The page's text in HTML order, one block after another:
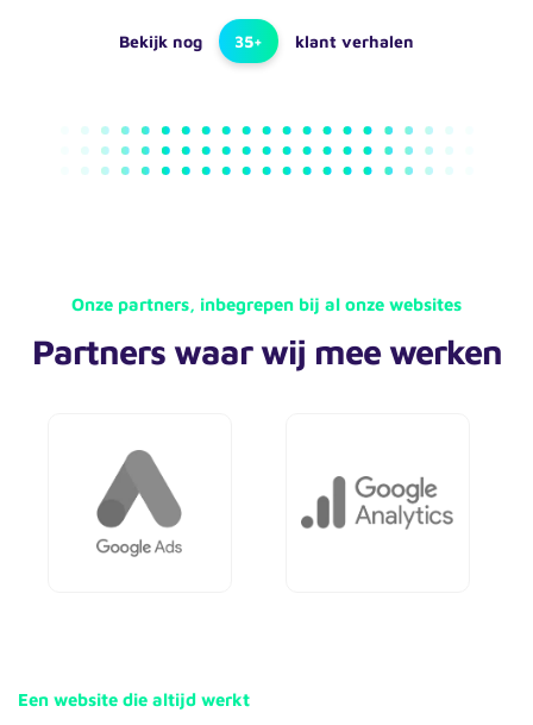
Bekijk nog 35+ klant verhalen
Onze partners, inbegrepen bij al onze websites
Partners waar wij mee werken
Een website die altijd werkt